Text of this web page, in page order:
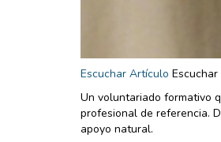
Escuchar Artículo
Un voluntariado formativo
profesional de referencia.
apoyo natural.